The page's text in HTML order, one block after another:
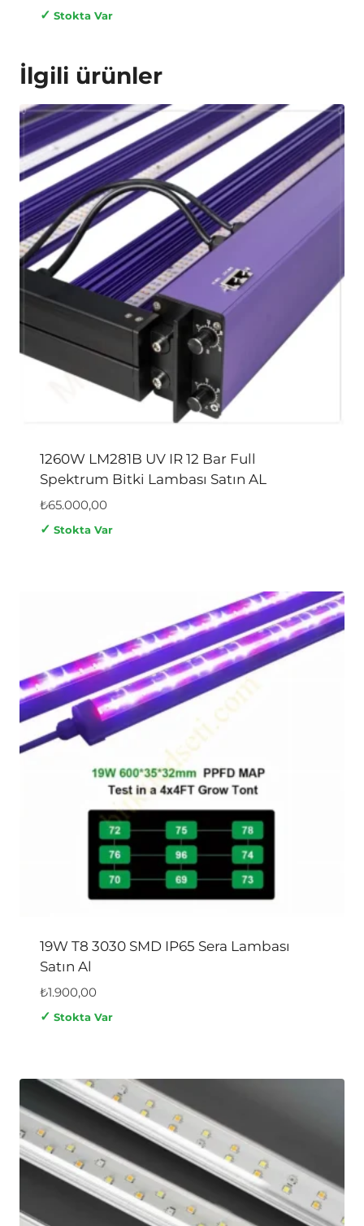
✓ Stokta Var
İlgili ürünler
1260W LM281B UV IR 12 Bar Full
Spektrum Bitki Lambası Satın AL
₺65.000,00
✓ Stokta Var
19W T8 3030 SMD IP65 Sera Lambası
Satın Al
₺1.900,00
✓ Stokta Var